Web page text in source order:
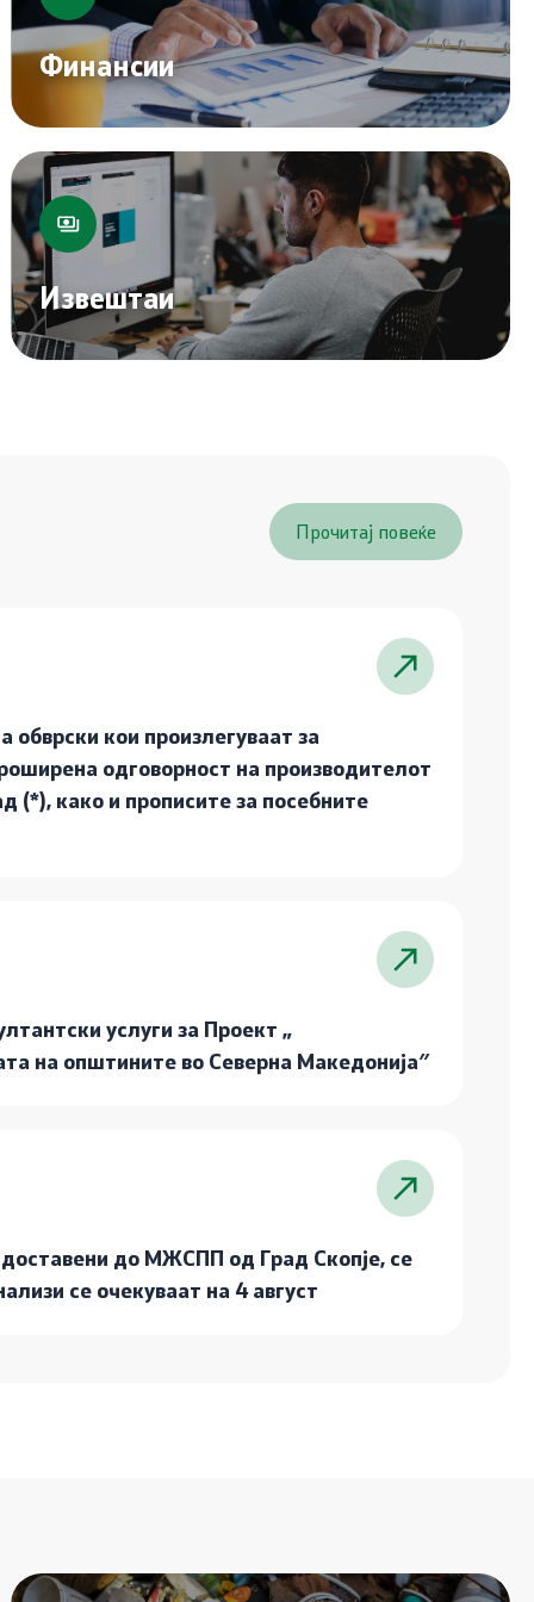
Финансии
Извештаи
Прочитај повеќе
обврски кои произлегуваат за
одговорност на производителот
(*), како и прописите за посебните
услуги за Проект „
на општините во Северна Македонија″
до МЖСПП од Град Скопје, се
се очекуваат на 4 август